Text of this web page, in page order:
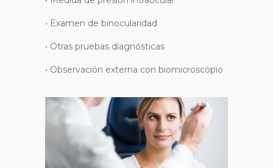
• Examen de binocularidad
• Otras pruebas diagnósticas
• Observación externa con biomicroscópio